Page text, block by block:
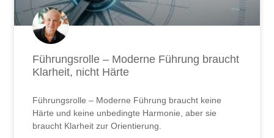
Führungsrolle – Moderne Führung braucht
Klarheit, nicht Härte
Führungsrolle – Moderne Führung braucht keine
Härte und keine unbedingte Harmonie, aber sie
braucht Klarheit zur Orientierung.